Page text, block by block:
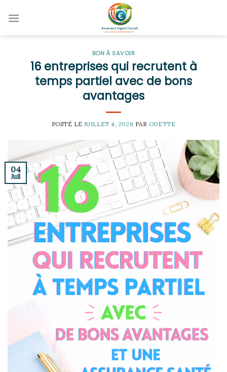
BON À SAVOIR
16 entreprises qui recrutent à
temps partiel avec de bons
avantages
POSTÉ LE JUILLET 4, 2026 PAR ODETTE
04
Juil